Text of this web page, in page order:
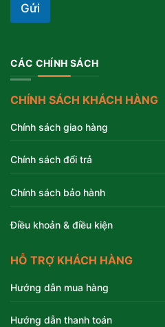
Gửi
CÁC CHÍNH SÁCH
CHÍNH SÁCH KHÁCH HÀNG
Chính sách giao hàng
Chính sách đổi trả
Chính sách bảo hành
Điều khoản & điều kiện
HỖ TRỢ KHÁCH HÀNG
Hướng dẫn mua hàng
Hướng dẫn thanh toán